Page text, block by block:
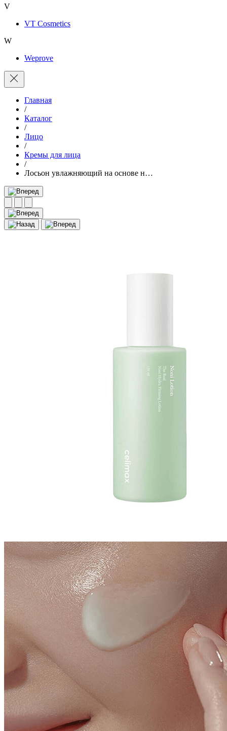
V
VT Cosmetics
W
Weprove
Главная
/
Каталог
/
Лицо
/
Кремы для лица
/
Лосьон увлажняющий на основе н…